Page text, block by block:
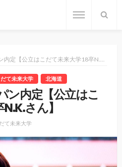
【公立はこだて未来大学18卒N.K.さん】
て未来大学 北海道
ン内定【公立はこ
さん】
て未来大学